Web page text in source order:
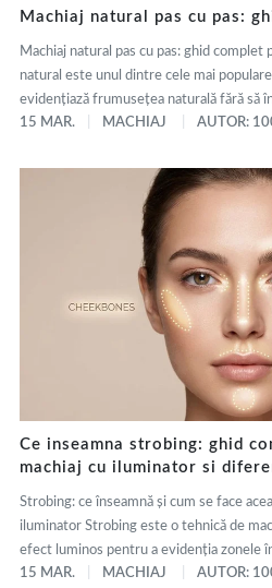
Machiaj natural pas cu pas:
Machiaj natural pas cu pas: ghid
natural este unul dintre cele mai
evidențiază frumusețea naturală fără să
15 MAR.
MACHIAJ AUTOR:
Ce inseamna strobing: ghid
machiaj cu iluminator si
Strobing: ce înseamnă și cum se face
iluminator Strobing este o tehnică de
efect luminos pentru a evidenția zonele
15 MAR.
MACHIAJ AUTOR: